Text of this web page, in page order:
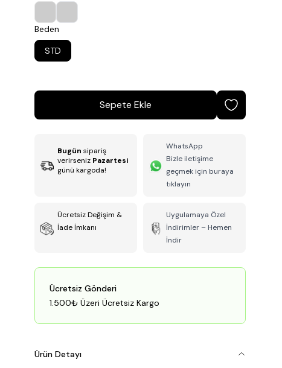
Beden
STD
Sepete Ekle
Bugün sipariş
verirseniz Pazartesi
günü kargoda!
WhatsApp
Bizle iletişime
geçmek için buraya
tıklayın
Ücretsiz Değişim &
İade İmkanı
Uygulamaya Özel
İndirimler – Hemen
İndir
Ücretsiz Gönderi
1.500₺ Üzeri Ücretsiz Kargo
Ürün Detayı